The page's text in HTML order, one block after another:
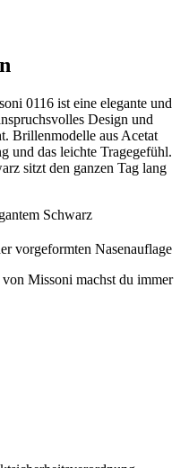
0116 ist eine elegante und
Design und
Brillenmodelle aus Acetat
und das leichte Tragegefühl.
sitzt den ganzen Tag lang
Schwarz
vorgeformten Nasenauflage
Missoni machst du immer